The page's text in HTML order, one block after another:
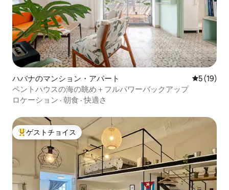
ハバナのマンション・アパート レビュー
5 (19)
ペントハウスの海の眺め＋フルパワーバックアップ
ロケーション · 朝食 ·快適さ
大好評のゲストチョイスです。
ゲストチョイス